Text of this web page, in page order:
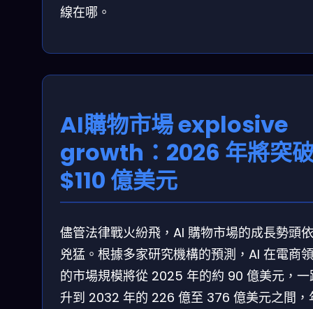
線在哪。
AI購物市場 explosive
growth：2026 年將突
$110 億美元
儘管法律戰火紛飛，AI 購物市場的成長勢頭
兇猛。根據多家研究機構的預測，AI 在電商
的市場規模將從 2025 年的約 90 億美元，一
升到 2032 年的 226 億至 376 億美元之間，